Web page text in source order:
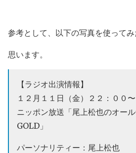
参考として、以下の写真を使ってみ
思います。
【ラジオ出演情報】
１２月１１日（金）２２：００
ニッポン放送「尾上松也のオー
GOLD」
パーソナリティー：尾上松也